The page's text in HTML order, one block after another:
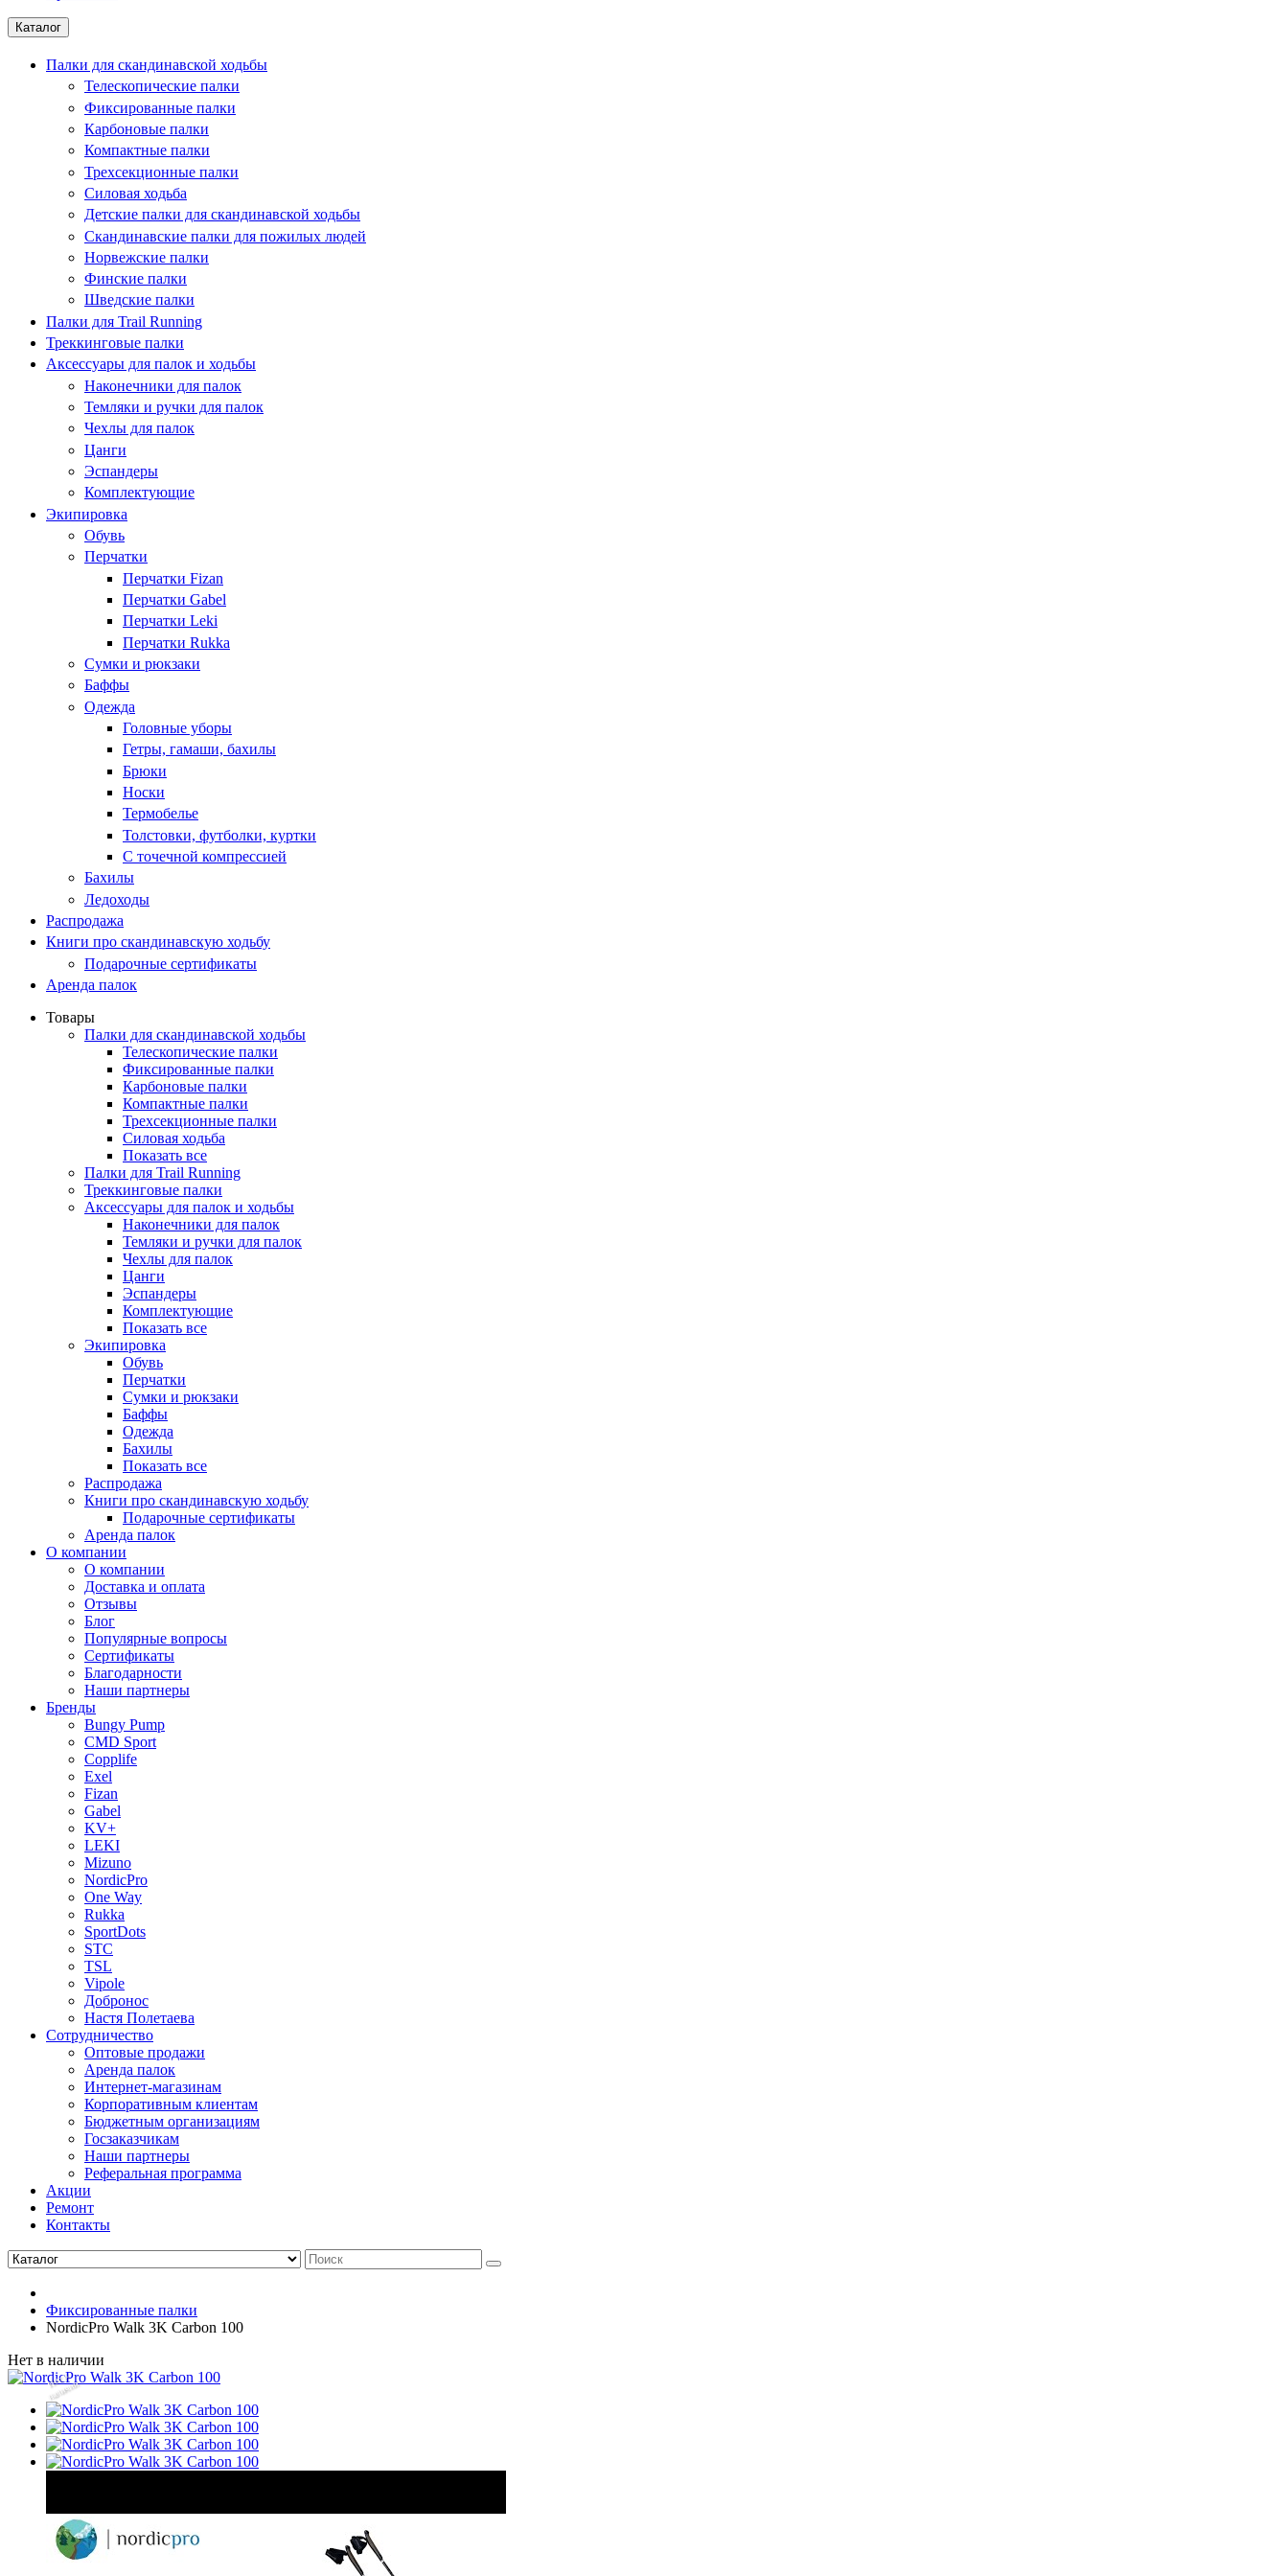
Каталог
Палки для скандинавской ходьбы
Телескопические палки
Фиксированные палки
Карбоновые палки
Компактные палки
Трехсекционные палки
Силовая ходьба
Детские палки для скандинавской ходьбы
Скандинавские палки для пожилых людей
Норвежские палки
Финские палки
Шведские палки
Палки для Trail Running
Треккинговые палки
Аксессуары для палок и ходьбы
Наконечники для палок
Темляки и ручки для палок
Чехлы для палок
Цанги
Эспандеры
Комплектующие
Экипировка
Обувь
Перчатки
Перчатки Fizan
Перчатки Gabel
Перчатки Leki
Перчатки Rukka
Сумки и рюкзаки
Баффы
Одежда
Головные уборы
Гетры, гамаши, бахилы
Брюки
Носки
Термобелье
Толстовки, футболки, куртки
С точечной компрессией
Бахилы
Ледоходы
Распродажа
Книги про скандинавскую ходьбу
Подарочные сертификаты
Аренда палок
Товары
Палки для скандинавской ходьбы
Телескопические палки
Фиксированные палки
Карбоновые палки
Компактные палки
Трехсекционные палки
Силовая ходьба
Показать все
Палки для Trail Running
Треккинговые палки
Аксессуары для палок и ходьбы
Наконечники для палок
Темляки и ручки для палок
Чехлы для палок
Цанги
Эспандеры
Комплектующие
Показать все
Экипировка
Обувь
Перчатки
Сумки и рюкзаки
Баффы
Одежда
Бахилы
Показать все
Распродажа
Книги про скандинавскую ходьбу
Подарочные сертификаты
Аренда палок
О компании
О компании
Доставка и оплата
Отзывы
Блог
Популярные вопросы
Сертификаты
Благодарности
Наши партнеры
Бренды
Bungy Pump
CMD Sport
Copplife
Exel
Fizan
Gabel
KV+
LEKI
Mizuno
NordicPro
One Way
Rukka
SportDots
STC
TSL
Vipole
Добронос
Настя Полетаева
Сотрудничество
Оптовые продажи
Аренда палок
Интернет-магазинам
Корпоративным клиентам
Бюджетным организациям
Госзаказчикам
Наши партнеры
Реферальная программа
Акции
Ремонт
Контакты
Фиксированные палки
NordicPro Walk 3K Carbon 100
Нет
в
на
л
и
ч
и
и
Нет в наличии